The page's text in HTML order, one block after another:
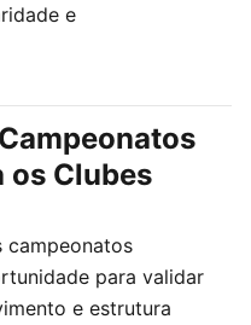
e
os Clubes
campeonatos
para validar
e estrutura